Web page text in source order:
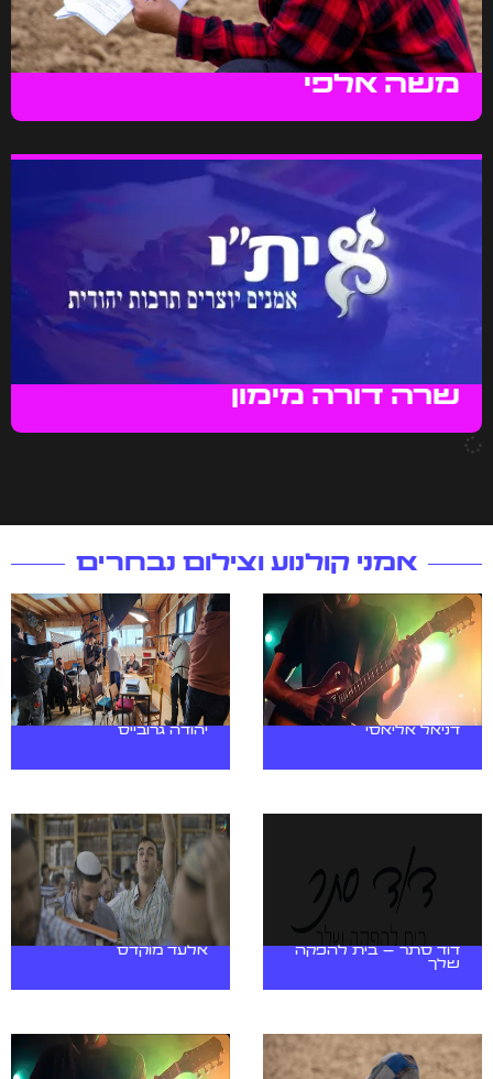
משה אלפי
שרה דורה מימון
אמני קולנוע וצילום נבחרים
דניאל אליאסי יהודה גרובייס
דוד סתר – בית להפקה
שלך
אלעד מוקדס